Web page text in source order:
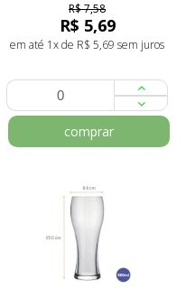
R$ 7,58
R$ 5,69
em até 1x de R$ 5,69 sem juros
comprar